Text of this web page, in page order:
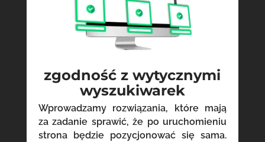
zgodność z wytycznymi
wyszukiwarek
Wprowadzamy rozwiązania, które mają
za zadanie sprawić, że po uruchomieniu
strona będzie pozycjonować się sama.